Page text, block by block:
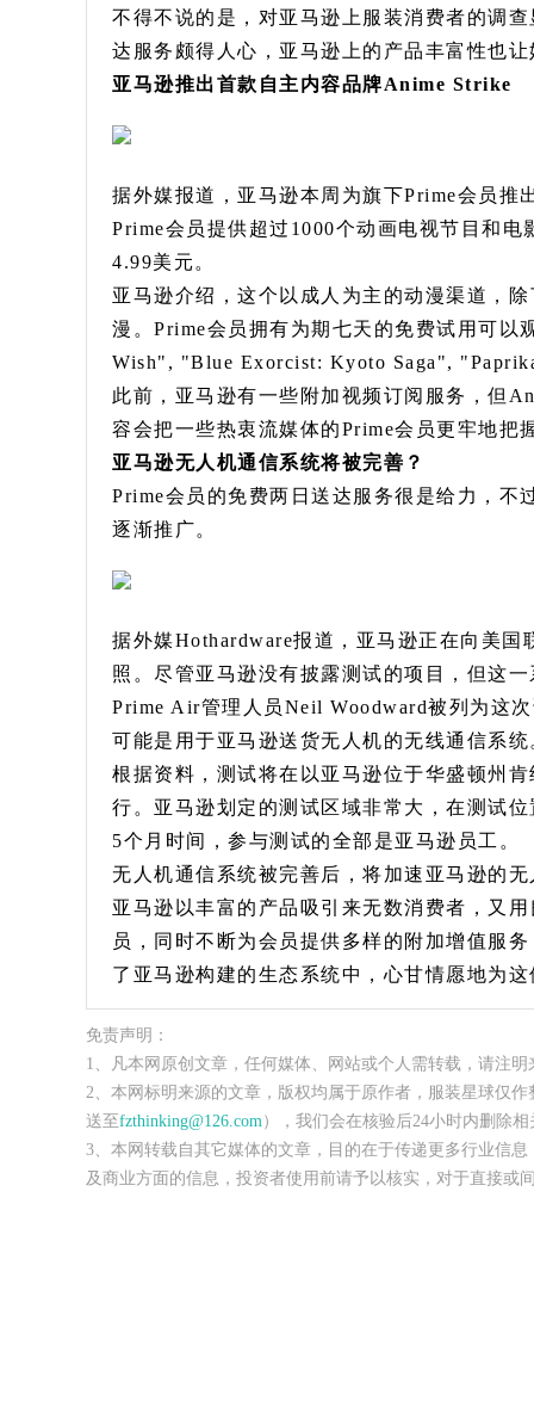
不得不说的是，对亚马逊上服装消费者的调
达服务颇得人心，亚马逊上的产品丰富性也
亚马逊推出首款自主内容品牌Anime Strike
据外媒报道，亚马逊本周为旗下Prime会员
Prime会员提供超过1000个动画电视节目和
4.99美元。
亚马逊介绍，这个以成人为主的动漫渠道，
漫。Prime会员拥有为期七天的免费试用可以
Wish", "Blue Exorcist: Kyoto Saga",
此前，亚马逊有一些附加视频订阅服务，但
容会把一些热衷流媒体的Prime会员更牢地把
亚马逊无人机通信系统将被完善？
Prime会员的免费两日送达服务很是给力，
逐渐推广。
据外媒Hothardware报道，亚马逊正在向美
照。尽管亚马逊没有披露测试的项目，但这
Prime Air管理人员Neil Woodward被列为这
可能是用于亚马逊送货无人机的无线通信系统
根据资料，测试将在以亚马逊位于华盛顿州
行。亚马逊划定的测试区域非常大，在测试
5个月时间，参与测试的全部是亚马逊员工。
无人机通信系统被完善后，将加速亚马逊的
亚马逊以丰富的产品吸引来无数消费者，又
员，同时不断为会员提供多样的附加增值服
了亚马逊构建的生态系统中，心甘情愿地为
免责声明：
1、凡本网原创文章，任何媒体、网站或个人需转载，请注明
2、本网标明来源的文章，版权均属于原作者，服装星球仅
送至fzthinking@126.com），我们会在核验后24小时内删除
3、本网转载自其它媒体的文章，目的在于传递更多行业信
及商业方面的信息，投资者使用前请予以核实，对于直接或